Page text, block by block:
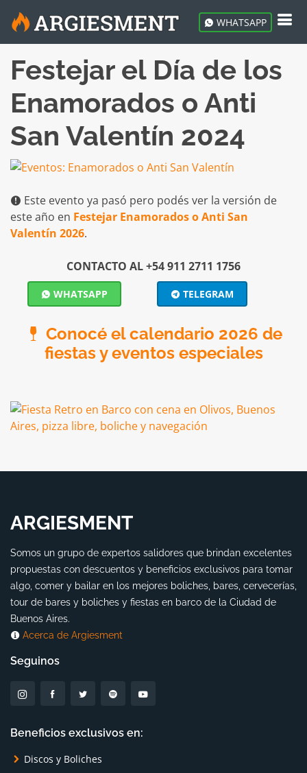
WHATSAPP
Festejar el Día de los
Enamorados o Anti
San Valentín 2024
Este evento ya pasó pero podés ver la versión de
este año en Festejar Enamorados o Anti San
Valentín 2026.
CONTACTO AL +54 911 2711 1756
WHATSAPP TELEGRAM
Conocé el calendario 2026 de
fiestas y eventos especiales
ARGIESMENT
Somos un grupo de expertos salidores que brindan excelentes
propuestas con descuentos y beneficios exclusivos para tomar
algo, comer y bailar en los mejores boliches, bares, cervecerías,
tour de bares y boliches y fiestas en barco de la Ciudad de
Buenos Aires.
Acerca de Argiesment
Seguinos
Beneficios exclusivos en:
Discos y Boliches